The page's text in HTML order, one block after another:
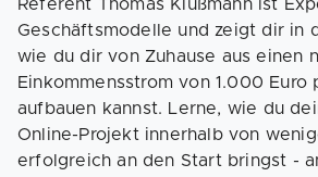
Referent Thomas Klußmann ist
Geschäftsmodelle und zeigt dir in
wie du dir von Zuhause aus einen
Einkommensstrom von 1.000 Euro
aufbauen kannst. Lerne, wie du
Online-Projekt innerhalb von
erfolgreich an den Start bringst -